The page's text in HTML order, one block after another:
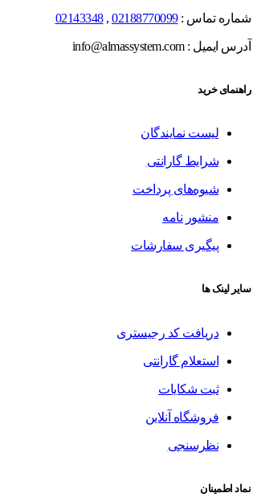
شماره تماس :02188770099
,
02143348
آدرس ایمیل : info@almassystem.com
راهنمای خرید
لیست نمایندگان
شرایط گارانتی
شیوه‌های پرداخت
منشور نامه
پیگیری سفارشات
سایر لینک ها
دریافت کد رجیستری
استعلام گارانتی
ثبت شکایات
فروشگاه آنلاین
نظرسنجی
نماد اطمینان